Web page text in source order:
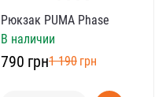
Рюкзак PUMA Phase
В наличии
‍790‍ грн‍1 190‍ грн